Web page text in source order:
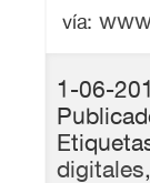
vía:
1-06-
digitales,